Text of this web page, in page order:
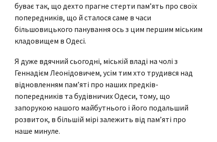
буває так, що дехто прагне стерти пам’ять про своїх
попередників, що й сталося саме в часи
більшовицького панування ось з цим першим міським
кладовищем в Одесі.
Я дуже вдячний сьогодні, міській владі на чолі з
Геннадієм Леонідовичем, усім тим хто трудився над
відновленням пам’яті про наших предків-
попередників та будівничих Одеси, тому, що
запорукою нашого майбутнього і його подальший
розвиток, в більшій мірі залежить від пам’яті про
наше минуле.